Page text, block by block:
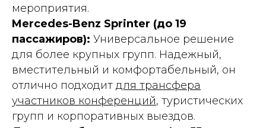
мероприятия.
Mercedes-Benz Sprinter (до 19
пассажиров): Универсальное решение
для более крупных групп. Надежный,
вместительный и комфортабельный, он
отлично подходит для трансфера
участников конференций, туристических
групп и корпоративных выездов.